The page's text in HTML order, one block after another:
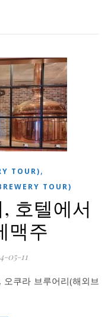
TOUR),
TOUR)
호텔에서
맥주
05-11